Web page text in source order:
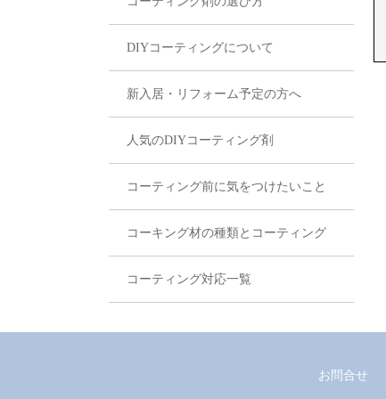
DIYコーティングについて
新入居・リフォーム予定の方へ
人気のDIYコーティング剤
コーティング前に気をつけたいこと
コーキング材の種類とコーティング
コーティング対応一覧
お問合せ